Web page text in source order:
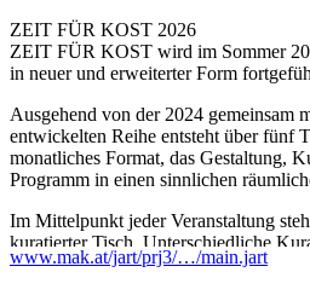
ZEIT FÜR KOST 2026
ZEIT FÜR KOST wird im Sommer
in neuer und erweiterter Form
Ausgehend von der 2024 gemeinsam
entwickelten Reihe entsteht über fünf
monatliches Format, das Gestaltung,
Programm in einen sinnlichen
Im Mittelpunkt jeder Veranstaltung
kuratierter Tisch. Unterschiedliche
dafür eigenständige Inszenierungen
www.mak.at/jart/prj3/…/main.jart